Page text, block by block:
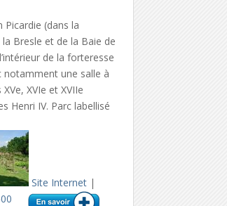
(dans la
Bresle et de la Baie de
de la forteresse
notamment une salle à
XVIe et XVIIe
Henri IV. Parc labellisé
Site Internet |